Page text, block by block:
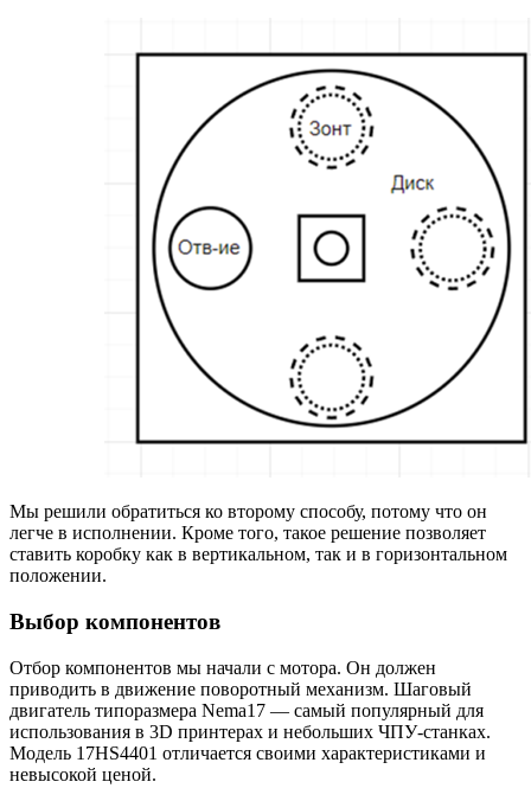
Мы решили обратиться ко второму способу, потому что он
легче в исполнении. Кроме того, такое решение позволяет
ставить коробку как в вертикальном, так и в горизонтальном
положении.
Выбор компонентов
Отбор компонентов мы начали с мотора. Он должен
приводить в движение поворотный механизм. Шаговый
двигатель типоразмера Nema17 — самый популярный для
использования в 3D принтерах и небольших ЧПУ-станках.
Модель 17HS4401 отличается своими характеристиками и
невысокой ценой.